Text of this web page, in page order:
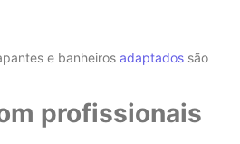
e banheiros adaptados são
profissionais